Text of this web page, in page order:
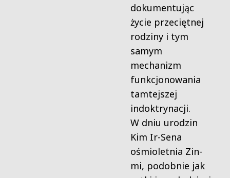
dokumentując
życie przeciętnej
rodziny i tym
samym
mechanizm
funkcjonowania
tamtejszej
indoktrynacji.
W dniu urodzin
Kim Ir-Sena
ośmioletnia Zin-
mi, podobnie jak